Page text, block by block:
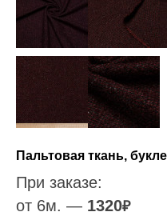
Пальтовая ткань,
При заказе:
от 6м. — 1320₽